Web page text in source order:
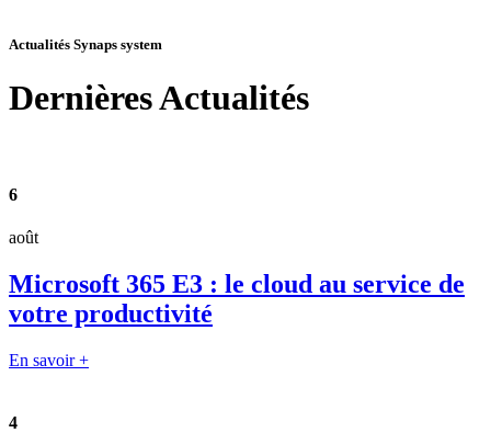
Actualités Synaps system
DernièresActualités
6
août
Microsoft 365 E3 : le cloud au service de
votre productivité
En savoir +
4